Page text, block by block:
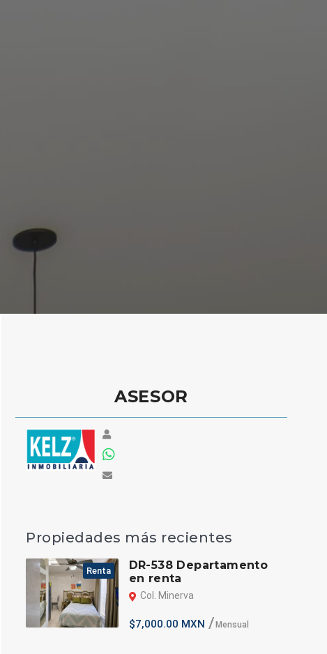
ASESOR
Propiedades más recientes
Renta
DR-538 Departamento
en renta
Col. Minerva
$7,000.00 MXN Mensual